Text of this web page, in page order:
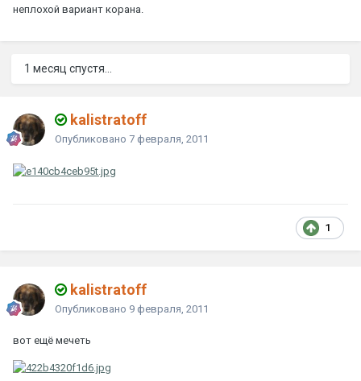
неплохой вариант корана.
1 месяц спустя...
kalistratoff
Опубликовано 7 февраля, 2011
1
kalistratoff
Опубликовано 9 февраля, 2011
вот ещё мечеть